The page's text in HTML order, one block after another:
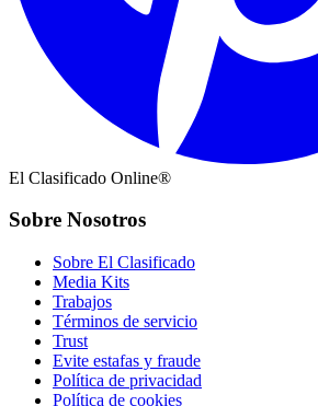
El Clasificado Online®
Sobre Nosotros
Sobre El Clasificado
Media Kits
Trabajos
Términos de servicio
Trust
Evite estafas y fraude
Política de privacidad
Política de cookies